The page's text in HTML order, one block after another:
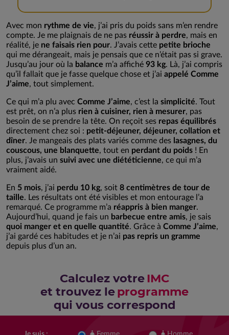
Avec mon rythme de vie, j’ai pris du poids sans m’en rendre
compte. Je me plaignais de ne pas réussir à perdre, mais en
réalité, je ne faisais rien pour. J’avais cette petite brioche
qui me dérangeait, mais je pensais que ce n’était pas si grave.
Jusqu’au jour où la balance m’a affiché 93 kg. Là, j’ai compris
qu’il fallait que je fasse quelque chose et j’ai appelé Comme
J’aime, tout simplement.
Ce qui m’a plu avec Comme J’aime, c’est la simplicité. Tout
est prêt, on n’a plus rien à cuisiner, rien à mesurer, pas
besoin de se prendre la tête. On reçoit ses repas équilibrés
directement chez soi : petit-déjeuner, déjeuner, collation et
dîner. Je mangeais des plats variés comme des lasagnes, du
couscous, une blanquette, tout en perdant du poids ! En
plus, j’avais un suivi avec une diététicienne, ce qui m’a
vraiment aidé.
En 5 mois, j’ai perdu 10 kg, soit 8 centimètres de tour de
taille. Les résultats ont été visibles et mon entourage l’a
remarqué. Ce programme m’a réappris à bien manger.
Aujourd’hui, quand je fais un barbecue entre amis, je sais
quoi manger et en quelle quantité. Grâce à Comme J’aime,
j’ai gardé ces habitudes et je n’ai pas repris un gramme
depuis plus d’un an.
Calculez votre IMC
et trouvez leprogramme
qui vous correspond